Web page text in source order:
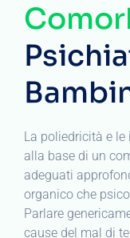
La poliedricità e
alla base di un
adeguati
organico che
Parlare
cause del mal di